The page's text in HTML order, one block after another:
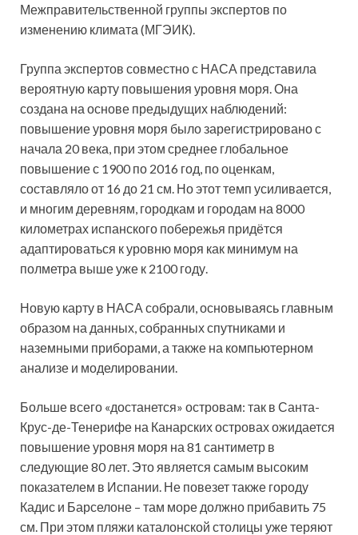
Межправительственной группы экспертов по
изменению климата (МГЭИК).
Группа экспертов совместно с НАСА представила
вероятную карту повышения уровня моря. Она
создана на основе предыдущих наблюдений:
повышение уровня моря было зарегистрировано с
начала 20 века, при этом среднее глобальное
повышение с 1900 по 2016 год, по оценкам,
составляло от 16 до 21 см. Но этот темп усиливается,
и многим деревням, городкам и городам на 8000
километрах испанского побережья придётся
адаптироваться к уровню моря как минимум на
полметра выше уже к 2100 году.
Новую карту в НАСА собрали, основываясь главным
образом на данных, собранных спутниками и
наземными приборами, а также на компьютерном
анализе и моделировании.
Больше всего «достанется» островам: так в Санта-
Крус-де-Тенерифе на Канарских островах ожидается
повышение уровня моря на 81 сантиметр в
следующие 80 лет. Это является самым высоким
показателем в Испании. Не повезет также городу
Кадис и Барселоне – там море должно прибавить 75
см. При этом пляжи каталонской столицы уже теряют